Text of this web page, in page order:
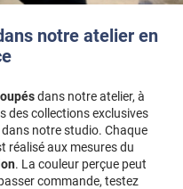
notre atelier en
dans notre atelier, à
des collections exclusives
notre studio. Chaque
réalisé aux mesures du
. La couleur perçue peut
commande, testez
et pose facile surtout
avec les mesures des